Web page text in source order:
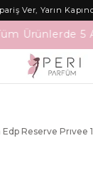
Ver, Yarın
Ürünlerde 5
Reserve